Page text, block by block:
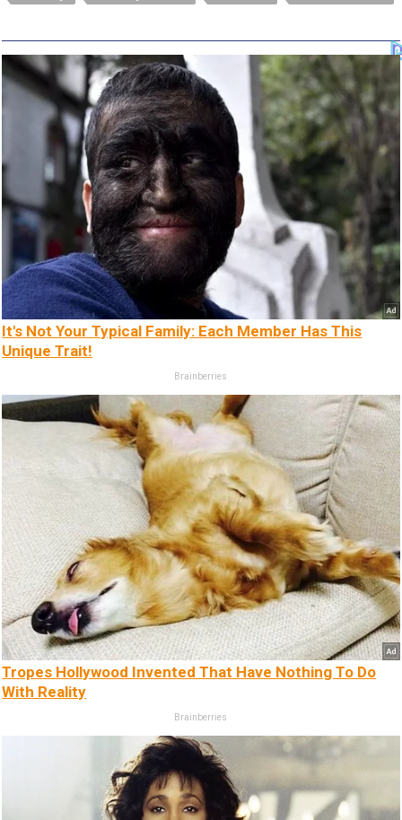
It's Not Your Typical Family: Each Member Has This
Unique Trait!
Brainberries
Tropes Hollywood Invented That Have Nothing To Do
With Reality
Brainberries